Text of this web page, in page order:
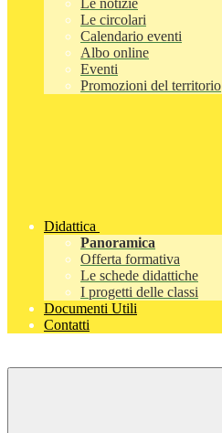
Le notizie
Le circolari
Calendario eventi
Albo online
Eventi
Promozioni del territorio
Didattica
Panoramica
Offerta formativa
Le schede didattiche
I progetti delle classi
Documenti Utili
Contatti